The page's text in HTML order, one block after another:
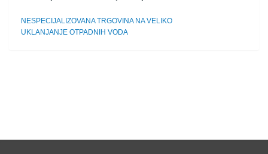
NESPECIJALIZOVANA TRGOVINA NA VELIKO
UKLANJANJE OTPADNIH VODA